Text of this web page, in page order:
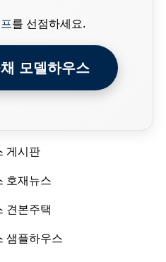
를 선점하세요.
모델하우스